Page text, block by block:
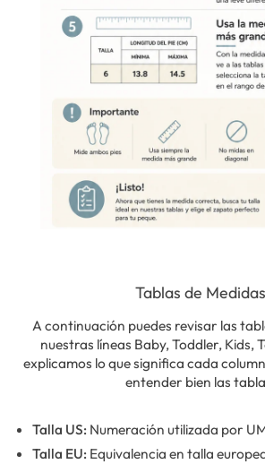
Tablas de Medidas
A continuación puedes revisar las
nuestras líneas Baby, Toddler, Kids,
explicamos lo que significa cada
entender bien las
Talla US: Numeración utilizada por
Talla EU: Equivalencia en talla